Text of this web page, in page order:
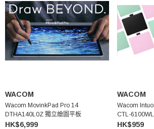
WACOM
Wacom MovinkPad Pro 14
DTHA140L0Z 獨立繪圖平板
HK$6,999
WACOM
Wacom
CTL-
HK$959